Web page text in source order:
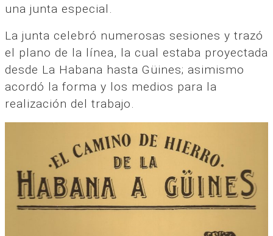
una junta especial.
La junta celebró numerosas sesiones y trazó
el plano de la línea, la cual estaba proyectada
desde La Habana hasta Güines; asimismo
acordó la forma y los medios para la
realización del trabajo.